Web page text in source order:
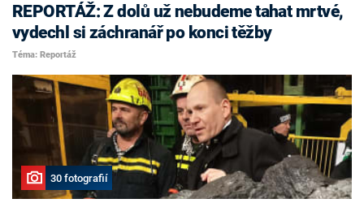
REPORTÁŽ: Z dolů už nebudeme tahat mrtvé,
vydechl si záchranář po konci těžby
Téma: Reportáž
30 fotografií